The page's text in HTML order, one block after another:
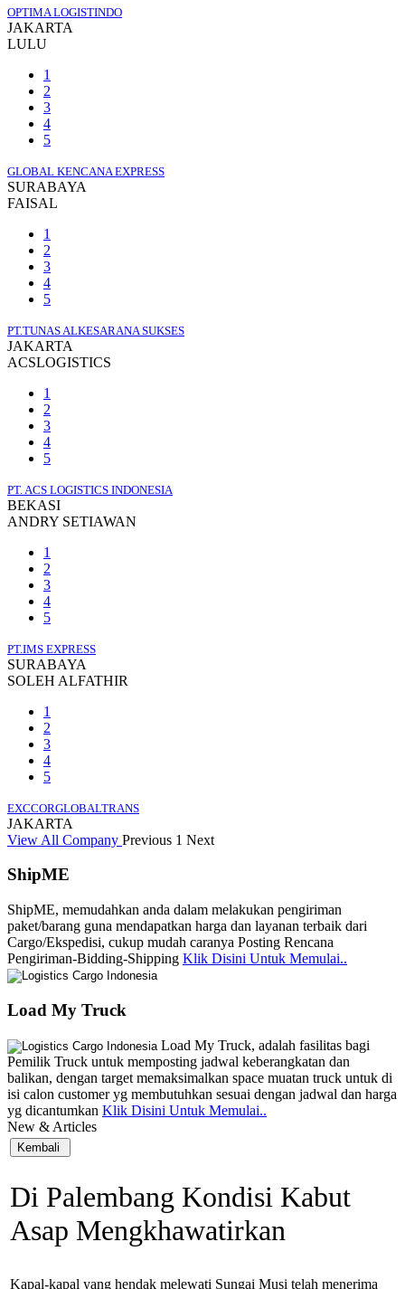
OPTIMA LOGISTINDO
JAKARTA
LULU
1
2
3
4
5
GLOBAL KENCANA EXPRESS
SURABAYA
FAISAL
1
2
3
4
5
PT.TUNAS ALKESARANA SUKSES
JAKARTA
ACSLOGISTICS
1
2
3
4
5
PT. ACS LOGISTICS INDONESIA
BEKASI
ANDRY SETIAWAN
1
2
3
4
5
PT.IMS EXPRESS
SURABAYA
SOLEH ALFATHIR
1
2
3
4
5
EXCCORGLOBALTRANS
JAKARTA
View All Company Previous 1 Next
ShipME
ShipME, memudahkan anda dalam melakukan pengiriman
paket/barang guna mendapatkan harga dan layanan terbaik dari
Cargo/Ekspedisi, cukup mudah caranya Posting Rencana
Pengiriman-Bidding-Shipping Klik Disini Untuk Memulai..
Load My Truck
Load My Truck, adalah fasilitas bagi
Pemilik Truck untuk memposting jadwal keberangkatan dan
balikan, dengan target memaksimalkan space muatan truck untuk di
isi calon customer yg membutuhkan sesuai dengan jadwal dan harga
yg dicantumkan Klik Disini Untuk Memulai..
New & Articles
Di Palembang Kondisi Kabut
Asap Mengkhawatirkan
Kapal-kapal yang hendak melewati Sungai Musi telah menerima